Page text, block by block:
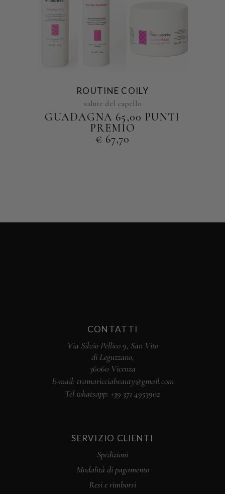
ROUTINE COILY
salute del capello
GUADAGNA 65,00 PUNTI
PREMIO
€ 67,70
CONTATTI
Via Silvio Pellico 9, San Vito
di Leguzzano,
36060 Vicenza
E-mail: tramaricciabeauty@gmail.com
Tel whatsapp: +39 371 4953902
SERVIZIO CLIENTI
Spedizioni
Modalità di pagamento
Resi e rimborsi